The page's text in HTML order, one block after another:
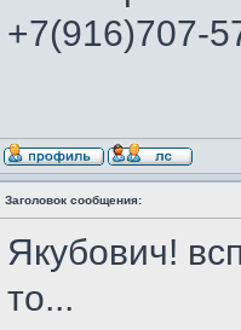
+7(916)707-
Заголовок сообщения:
Якубович!
то...